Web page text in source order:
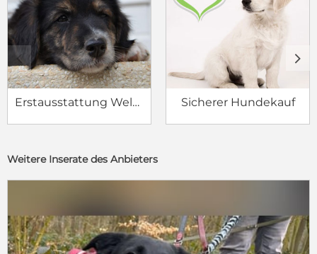
Erstausstattung Welpe Sicherer Hundekauf
c d
Weitere Inserate des Anbieters